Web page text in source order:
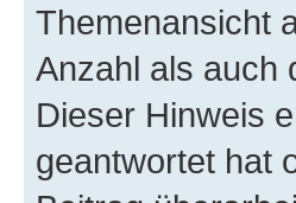
Themenansicht
Anzahl als auch
Dieser Hinweis
geantwortet hat